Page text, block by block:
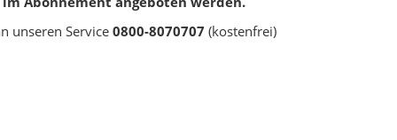
unseren Service 0800-8070707 (kostenfrei)